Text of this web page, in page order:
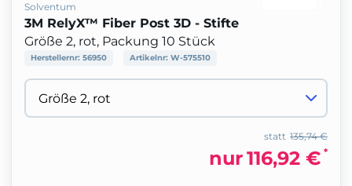
Solventum
3M RelyX™ Fiber Post 3D - Stifte
Größe 2, rot, Packung 10 Stück
Herstellernr: 56950 Artikelnr: W-575510
135,74 €
statt
nur116,92 € *